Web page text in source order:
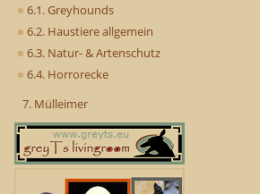
6.1. Greyhounds
6.2. Haustiere allgemein
6.3. Natur- & Artenschutz
6.4. Horrorecke
7. Mülleimer